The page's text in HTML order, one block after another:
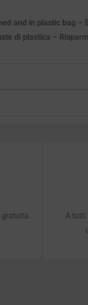
and in plastic bag
di plastica –
A tutti